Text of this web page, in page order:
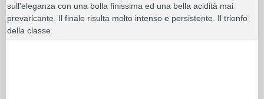
sull'eleganza con una bolla finissima ed una bella acidità mai
prevaricante. Il finale risulta molto intenso e persistente. Il trionfo
della classe.